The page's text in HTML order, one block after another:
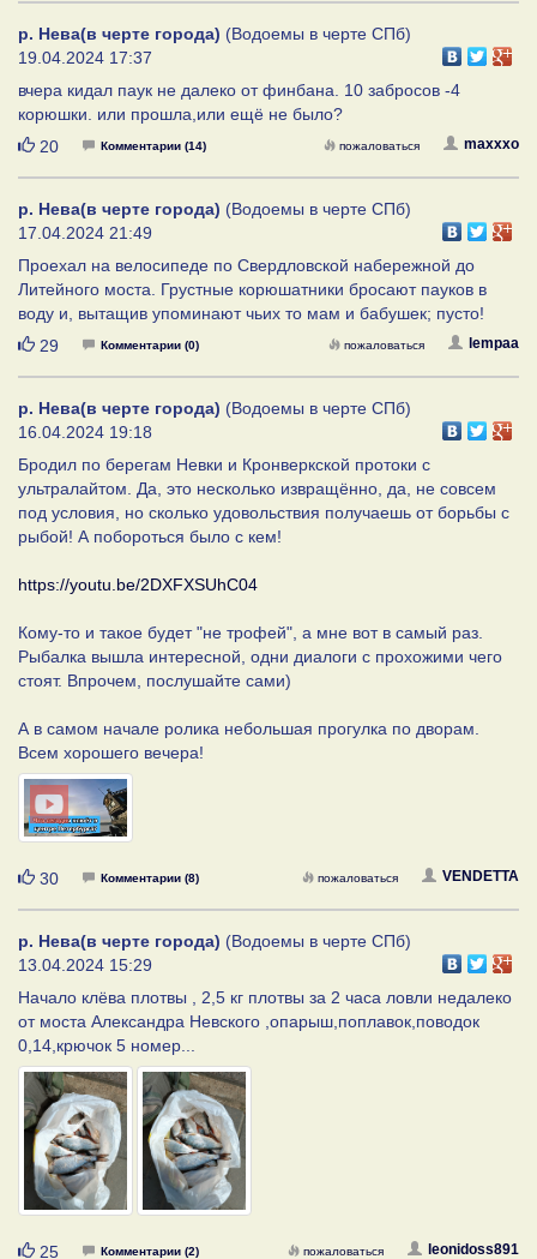
р. Нева(в черте города) (Водоемы в черте СПб)
19.04.2024 17:37
вчера кидал паук не далеко от финбана. 10 забросов -4
корюшки. или прошла,или ещё не было?
Нравится
20 Комментарии (14) maxxxo
пожаловаться
р. Нева(в черте города) (Водоемы в черте СПб)
17.04.2024 21:49
Проехал на велосипеде по Свердловской набережной до
Литейного моста. Грустные корюшатники бросают пауков в
воду и, вытащив упоминают чьих то мам и бабушек; пусто!
Нравится
29 Комментарии (0) lempaa
пожаловаться
р. Нева(в черте города) (Водоемы в черте СПб)
16.04.2024 19:18
Бродил по берегам Невки и Кронверкской протоки с
ультралайтом. Да, это несколько извращённо, да, не совсем
под условия, но сколько удовольствия получаешь от борьбы с
рыбой! А побороться было с кем!
https://youtu.be/2DXFXSUhC04
Кому-то и такое будет "не трофей", а мне вот в самый раз.
Рыбалка вышла интересной, одни диалоги с прохожими чего
стоят. Впрочем, послушайте сами)
А в самом начале ролика небольшая прогулка по дворам.
Всем хорошего вечера!
Нравится
30 Комментарии (8) VENDETTA
пожаловаться
р. Нева(в черте города) (Водоемы в черте СПб)
13.04.2024 15:29
Начало клёва плотвы , 2,5 кг плотвы за 2 часа ловли недалеко
от моста Александра Невского ,опарыш,поплавок,поводок
0,14,крючок 5 номер...
Нравится
25 Комментарии (2) leonidoss891
пожаловаться